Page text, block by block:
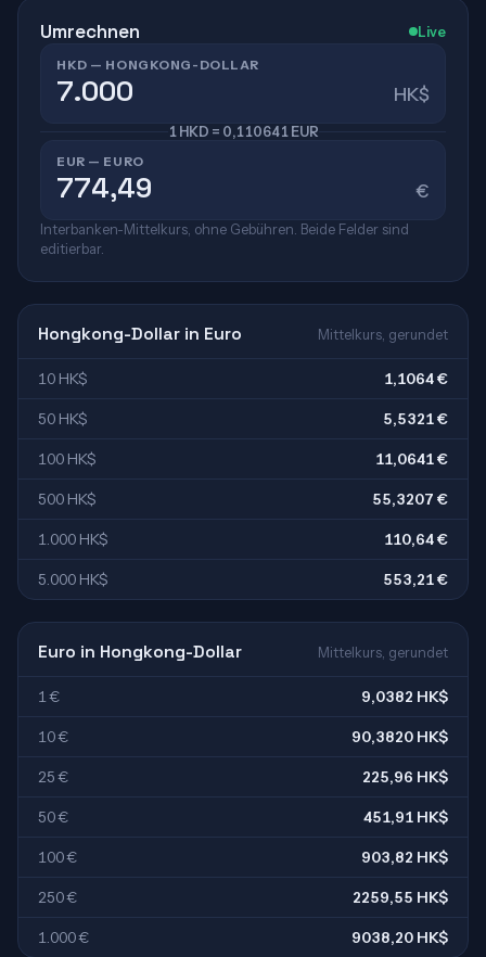
Umrechnen Live
HKD — HONGKONG-DOLLAR
HK$
1 HKD = 0,110641 EUR
EUR — EURO
€
Interbanken-Mittelkurs, ohne Gebühren. Beide Felder sind
editierbar.
Hongkong-Dollar in Euro Mittelkurs, gerundet
10 HK$ 1,1064 €
50 HK$ 5,5321 €
100 HK$ 11,0641 €
500 HK$ 55,3207 €
1.000 HK$ 110,64 €
5.000 HK$ 553,21 €
Euro in Hongkong-Dollar Mittelkurs, gerundet
1 € 9,0382 HK$
10 € 90,3820 HK$
25 € 225,96 HK$
50 € 451,91 HK$
100 € 903,82 HK$
250 € 2259,55 HK$
1.000 € 9038,20 HK$